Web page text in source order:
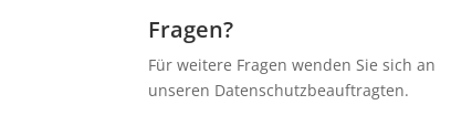
Fragen?
Für weitere Fragen wenden Sie sich an
unseren Datenschutzbeauftragten.